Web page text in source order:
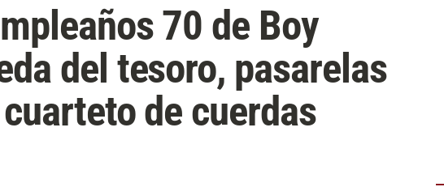
70 de Boy
del tesoro, pasarelas
de cuerdas